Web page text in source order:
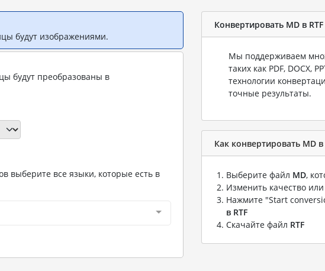
будут изображениями.
будут преобразованы в
выберите все языки, которые есть в
Конвертировать MD в RTF
Мы поддерживаем
таких как PDF, DOCX,
технологии
точные результаты.
Как конвертировать MD в
Выберите файл MD,
Изменить качество
Нажмите "Start
в RTF
Скачайте файл RTF